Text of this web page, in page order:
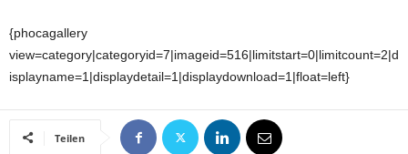
{phocagallery
view=category|categoryid=7|imageid=516|limitstart=0|limitcount=2|d
isplayname=1|displaydetail=1|displaydownload=1|float=left}
Teilen